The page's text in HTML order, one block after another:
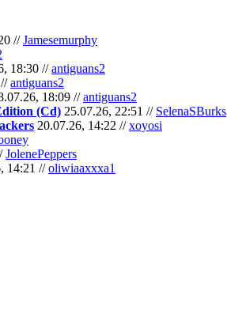
//Jamesemurphy
18:30 //antiguans2
antiguans2
18:09 //antiguans2
(Cd) 25.07.26, 22:51 // SelenaSBurks
20.07.26, 14:22 //xoyosi
JolenePeppers
14:21 //oliwiaaxxxa1